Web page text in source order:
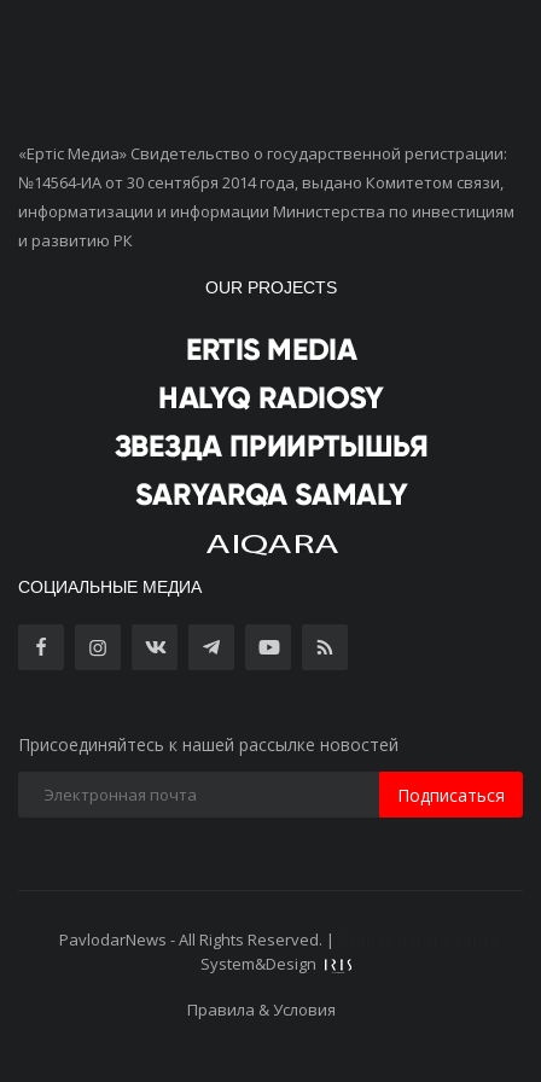
«Ертiс Медиа» Свидетельство о государственной регистрации:
№14564-ИА от 30 сентября 2014 года, выдано Комитетом связи,
информатизации и информации Министерства по инвестициям
и развитию РК
OUR PROJECTS
СОЦИАЛЬНЫЕ МЕДИА
Присоединяйтесь к нашей рассылке новостей
Подписаться
PavlodarNews - All Rights Reserved. |
System&Design
Правила & Условия